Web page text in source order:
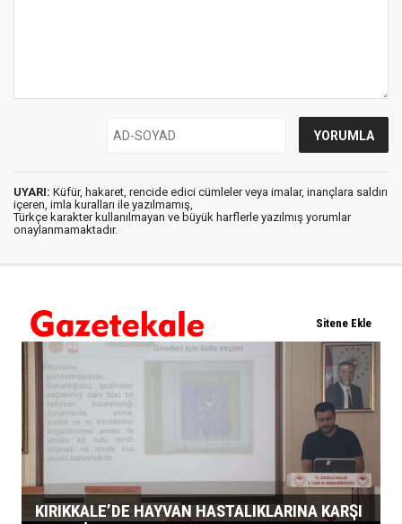
UYARI: Küfür, hakaret, rencide edici cümleler veya imalar, inançlara saldırı
içeren, imla kuralları ile yazılmamış,
Türkçe karakter kullanılmayan ve büyük harflerle yazılmış yorumlar
onaylanmamaktadır.